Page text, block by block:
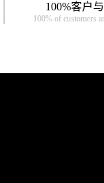
100%客户
100% of customers